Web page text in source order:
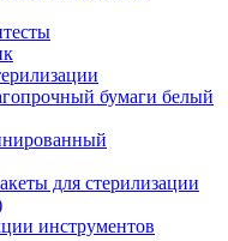
бумаги белый
для стерилизации
инструментов